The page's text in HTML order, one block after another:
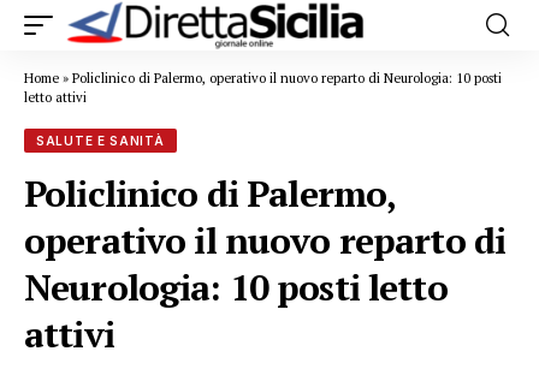
Home » Policlinico di Palermo, operativo il nuovo reparto di Neurologia: 10 posti
letto attivi
SALUTE E SANITÀ
Policlinico di Palermo,
operativo il nuovo reparto di
Neurologia: 10 posti letto
attivi